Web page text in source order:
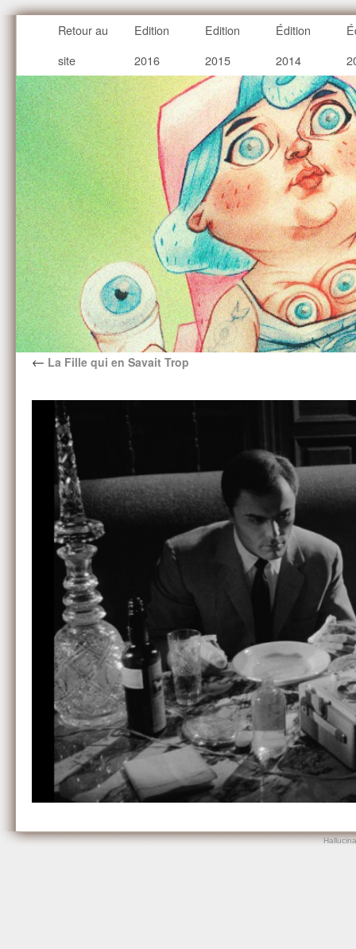
Retour au
site
Edition
2016
Edition
2015
Édition
2014
← La Fille qui en Savait Trop